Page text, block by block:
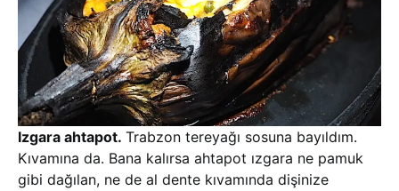
Izgara ahtapot. Trabzon tereyağı sosuna bayıldım.
Kıvamına da. Bana kalırsa ahtapot ızgara ne pamuk
gibi dağılan, ne de al dente kıvamında dişinize